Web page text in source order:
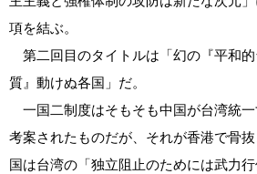
項を結ぶ。
第二回目のタイトルは「幻の『平和的
質』動けぬ各国」だ。
一国二制度はそもそも中国が台湾統
考案されたものだが、それが香港で骨
国は台湾の「独立阻止のためには武力